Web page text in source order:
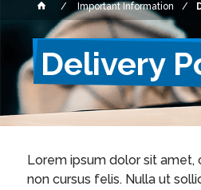
Important Information
Delivery
Lorem ipsum dolor sit amet,
non cursus felis. Nulla ut